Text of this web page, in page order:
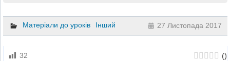
Матеріали до уроків Інший 27 Листопада 2017
32 ()